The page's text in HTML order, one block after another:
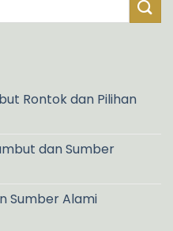
Rontok dan Pilihan
dan Sumber
Sumber Alami